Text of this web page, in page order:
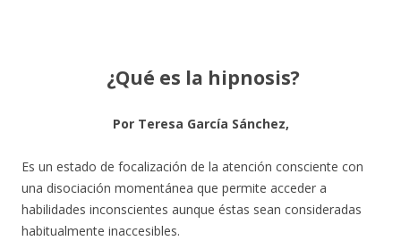
¿Qué es la hipnosis?
Por Teresa García Sánchez,
Es un estado de focalización de la atención consciente con
una disociación momentánea que permite acceder a
habilidades inconscientes aunque éstas sean consideradas
habitualmente inaccesibles.